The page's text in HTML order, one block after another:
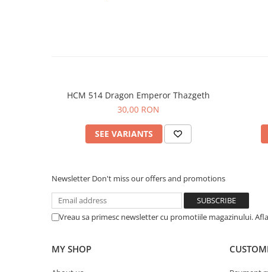
HCM 514 Dragon Emperor Thazgeth
30,00 RON
SEE VARIANTS
Newsletter Don't miss our offers and promotions
Vreau sa primesc newsletter cu promotiile magazinului.
MY SHOP